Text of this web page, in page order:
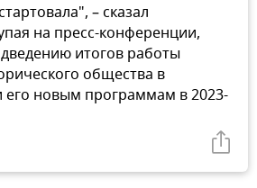
– сказал
на пресс-конференции,
итогов работы
общества в
новым программам в 2023-